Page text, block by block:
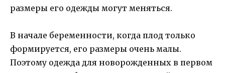
размеры его одежды могут меняться.
В начале беременности, когда плод только
формируется, его размеры очень малы.
Поэтому одежда для новорожденных в первом